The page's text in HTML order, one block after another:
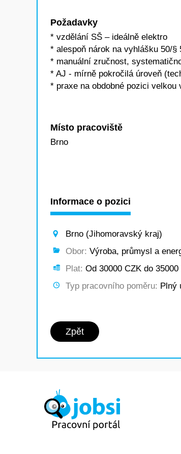
Požadavky
* vzdělání SŠ – ideálně elektro
* alespoň nárok na vyhlášku 50/
* manuální zručnost,
* AJ - mírně pokročilá úroveň
* praxe na obdobné pozici velkou
Místo pracoviště
Brno
Informace o pozici
Brno (Jihomoravský kraj)
Obor: Výroba, průmysl a
Plat: Od 30000 CZK do 35000
Typ pracovního poměru: Plný
Zpět